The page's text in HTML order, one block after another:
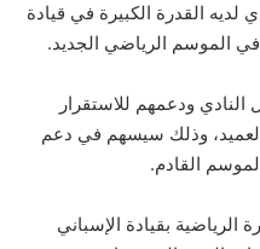
القدرة الكبيرة في قيادة
في الموسم الرياضي الجديد.
النادي ودعمهم للاستقرار
وذلك سيسهم في دعم
القادم.
الرياضية بقيادة الإسباني